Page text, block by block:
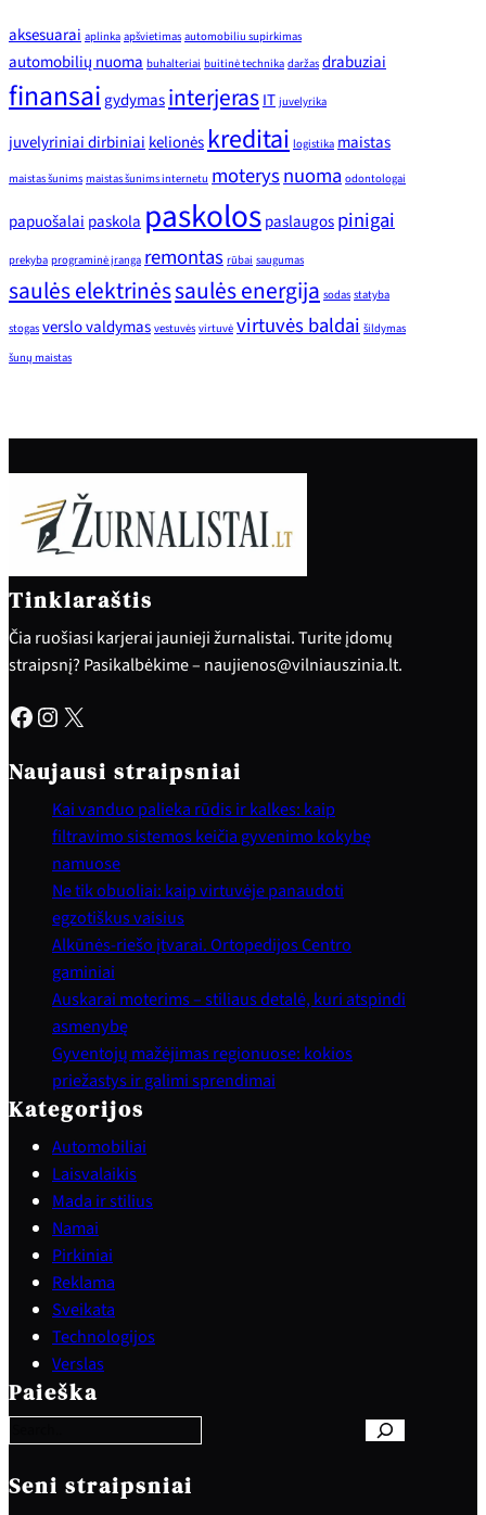
aksesuarai aplinka apšvietimas automobiliu supirkimas
automobilių nuoma buhalteriai buitinė technika daržas drabuziai
finansai gydymasinterjerasIT juvelyrika
juvelyriniai dirbiniai kelionės kreditai logistika maistas
maistas šunims maistas šunims internetu moterysnuoma odontologai
papuošalai paskola paskolospaslaugospinigai
prekyba programinė įranga remontas rūbai saugumas
saulės elektrinėssaulės energija sodas statyba
stogas verslo valdymas vestuvės virtuvė virtuvės baldai šildymas
šunų maistas
Tinklaraštis
Čia ruošiasi karjerai jaunieji žurnalistai. Turite įdomų
straipsnį? Pasikalbėkime – naujienos@vilniauszinia.lt.
Facebook Instagram X
Naujausi straipsniai
Kai vanduo palieka rūdis ir kalkes: kaip
filtravimo sistemos keičia gyvenimo kokybę
namuose
Ne tik obuoliai: kaip virtuvėje panaudoti
egzotiškus vaisius
Alkūnės-riešo įtvarai. Ortopedijos Centro
gaminiai
Auskarai moterims – stiliaus detalė, kuri atspindi
asmenybę
Gyventojų mažėjimas regionuose: kokios
priežastys ir galimi sprendimai
Kategorijos
Automobiliai
Laisvalaikis
Mada ir stilius
Namai
Pirkiniai
Reklama
Sveikata
Technologijos
Verslas
Paieška
e
a
c
h
Seni straipsniai